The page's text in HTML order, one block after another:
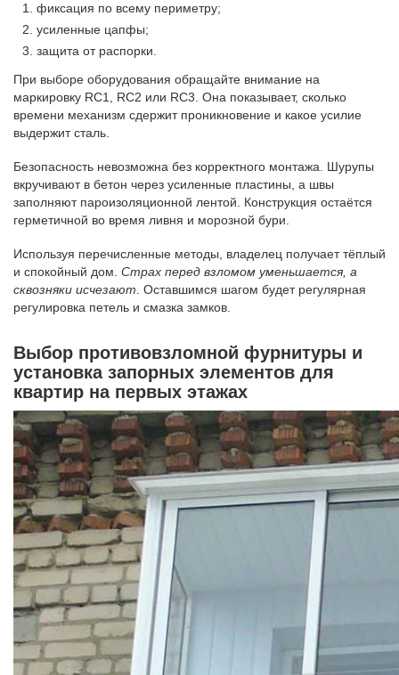
фиксация по всему периметру;
усиленные цапфы;
защита от распорки.
При выборе оборудования обращайте внимание на
маркировку RC1, RC2 или RC3. Она показывает, сколько
времени механизм сдержит проникновение и какое усилие
выдержит сталь.
Безопасность невозможна без корректного монтажа. Шурупы
вкручивают в бетон через усиленные пластины, а швы
заполняют пароизоляционной лентой. Конструкция остаётся
герметичной во время ливня и морозной бури.
Используя перечисленные методы, владелец получает тёплый
и спокойный дом. Страх перед взломом уменьшается, а
сквозняки исчезают. Оставшимся шагом будет регулярная
регулировка петель и смазка замков.
Выбор противовзломной фурнитуры и
установка запорных элементов для
квартир на первых этажах